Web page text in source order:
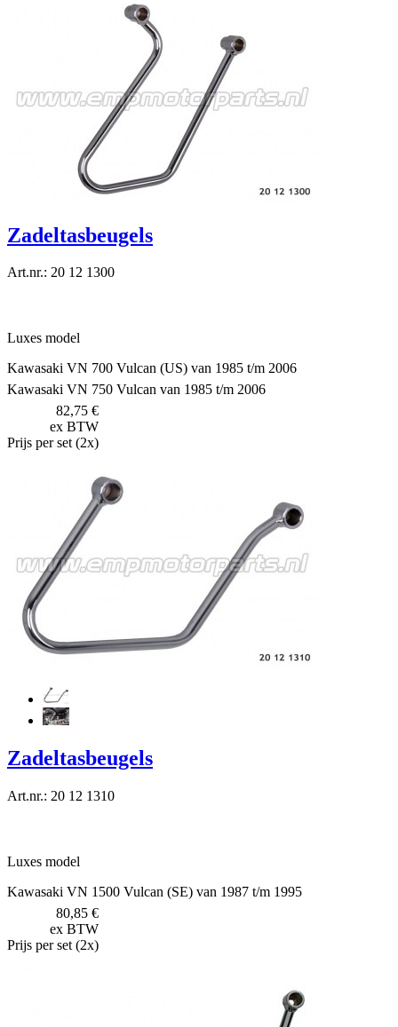
Zadeltasbeugels
Art.nr.: 20 12 1300
Luxes model
Kawasaki VN 700 Vulcan (US) van 1985 t/m 2006
Kawasaki VN 750 Vulcan van 1985 t/m 2006
82,75 €
ex BTW
Prijs per set (2x)
Zadeltasbeugels
Art.nr.: 20 12 1310
Luxes model
Kawasaki VN 1500 Vulcan (SE) van 1987 t/m 1995
80,85 €
ex BTW
Prijs per set (2x)